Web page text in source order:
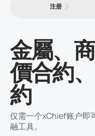
平台
工具
公司
注册
金屬、
價合約
約
仅需一个xChief账户即
融工具。